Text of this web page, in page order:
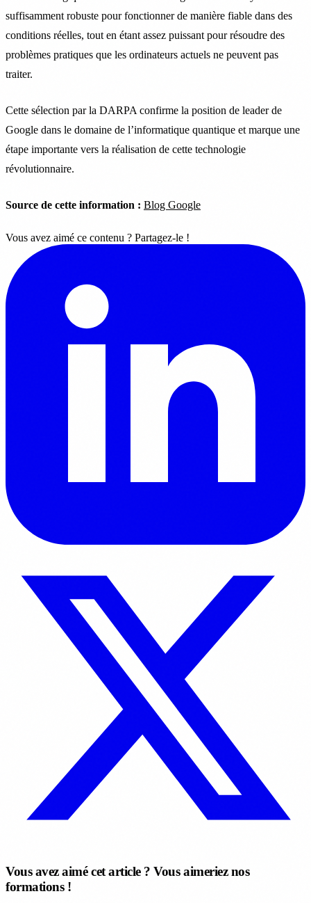
suffisamment robuste pour fonctionner de manière fiable dans des
conditions réelles, tout en étant assez puissant pour résoudre des
problèmes pratiques que les ordinateurs actuels ne peuvent pas
traiter.
Cette sélection par la DARPA confirme la position de leader de
Google dans le domaine de l’informatique quantique et marque une
étape importante vers la réalisation de cette technologie
révolutionnaire.
Source de cette information : Blog Google
Vous avez aimé ce contenu ? Partagez-le !
Vous avez aimé cet article ? Vous aimeriez nos
formations !